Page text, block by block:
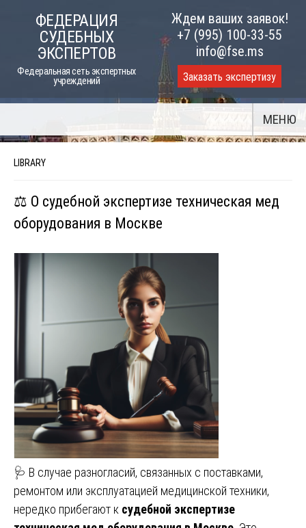
ФЕДЕРАЦИЯ
СУДЕБНЫХ
ЭКСПЕРТОВ
Федеральная сеть экспертных
учреждений
Ждем ваших заявок!
+7 (995) 100-33-55
info@fse.ms
Заказать экспертизу
МЕНЮ
LIBRARY
⚖️ О судебной экспертизе техническая мед
оборудования в Москве
🩺 В случае разногласий, связанных с поставками,
ремонтом или эксплуатацией медицинской техники,
нередко прибегают к судебной экспертизе